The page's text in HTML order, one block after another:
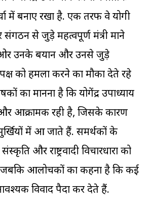
में बनाए रखा है. एक तरफ वे योगी
संगठन से जुड़े महत्वपूर्ण मंत्री माने
ओर उनके बयान और उनसे जुड़े
को हमला करने का मौका देते रहे
का मानना है कि योगेंद्र उपाध्याय
और आक्रामक रही है, जिसके कारण
में आ जाते हैं. समर्थकों के
और राष्ट्रवादी विचारधारा को
आलोचकों का कहना है कि कई
विवाद पैदा कर देते हैं.